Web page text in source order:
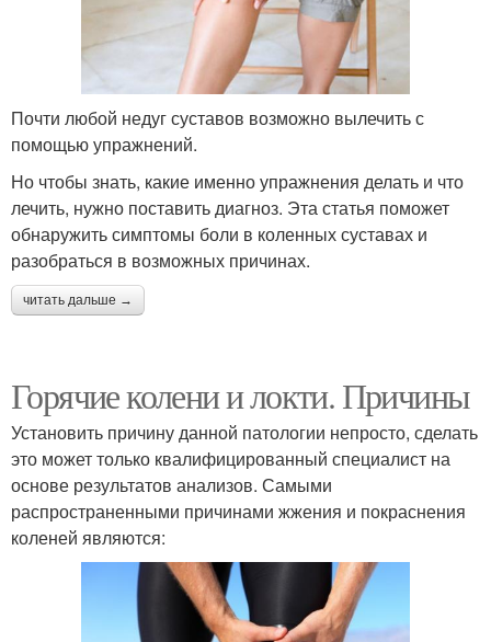
Почти любой недуг суставов возможно вылечить с
помощью упражнений.
Но чтобы знать, какие именно упражнения делать и что
лечить, нужно поставить диагноз. Эта статья поможет
обнаружить симптомы боли в коленных суставах и
разобраться в возможных причинах.
читать дальше →
Горячие колени и локти. Причины
Установить причину данной патологии непросто, сделать
это может только квалифицированный специалист на
основе результатов анализов. Самыми
распространенными причинами жжения и покраснения
коленей являются: